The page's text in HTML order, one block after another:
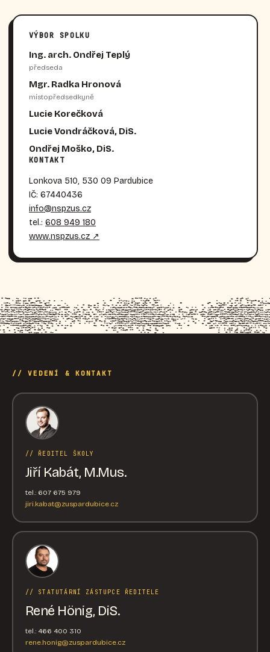
VÝBOR SPOLKU
Ing. arch. Ondřej Teplý
předseda
Mgr. Radka Hronová
místopředsedkyně
Lucie Korečková
Lucie Vondráčková, DiS.
Ondřej Moško, DiS.
KONTAKT
Lonkova 510, 530 09 Pardubice
IČ: 67440436
info@nspzus.cz
tel.: 608 949 180
www.nspzus.cz ↗
// VEDENÍ & KONTAKT
// ŘEDITEL ŠKOLY
Jiří Kabát, M.Mus.
tel.: 607 675 979
jiri.kabat@zuspardubice.cz
// STATUTÁRNÍ ZÁSTUPCE ŘEDITELE
René Hönig, DiS.
tel.: 466 400 310
rene.honig@zuspardubice.cz